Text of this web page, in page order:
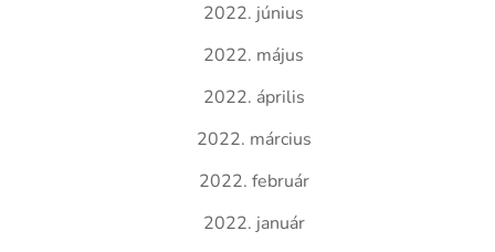
2022. június
2022. május
2022. április
2022. március
2022. február
2022. január